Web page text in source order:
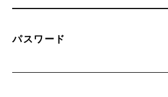
パスワード